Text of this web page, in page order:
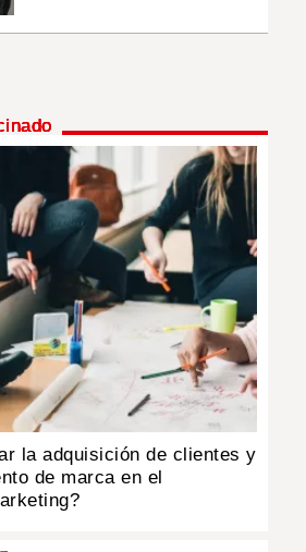
la adquisición de clientes y
de marca en el